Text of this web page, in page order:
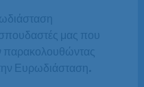
σπουδαστές μας που
Ευρωδιάσταση.